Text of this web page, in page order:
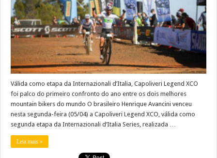
Válida como etapa da Internazionali d’Italia, Capoliveri Legend XCO
foi palco do primeiro confronto do ano entre os dois melhores
mountain bikers do mundo O brasileiro Henrique Avancini venceu
nesta segunda-feira (05/04) a Capoliveri Legend XCO, válida como
segunda etapa da Internazionali d’Italia Series, realizada …
Leia mais »